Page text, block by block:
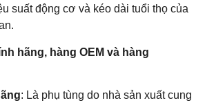
suất động cơ và kéo dài tuổi thọ của
hãng, hàng OEM và hàng
: Là phụ tùng do nhà sản xuất cung